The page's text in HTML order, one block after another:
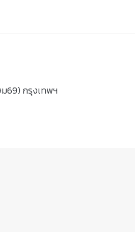
69) กรุงเทพฯ